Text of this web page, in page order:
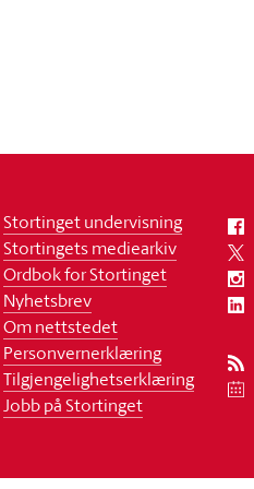
Stortinget undervisning
Stortingets mediearkiv
Ordbok for Stortinget
Nyhetsbrev
Om nettstedet
Personvernerklæring
Tilgjengelighetserklæring
Jobb på Stortinget